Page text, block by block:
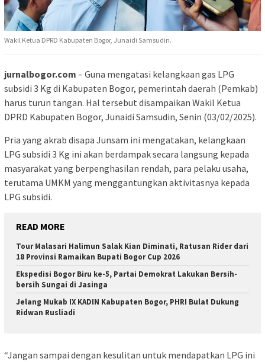
Wakil Ketua DPRD Kabupaten Bogor, Junaidi Samsudin.
jurnalbogor.com – Guna mengatasi kelangkaan gas LPG
subsidi 3 Kg di Kabupaten Bogor, pemerintah daerah (Pemkab)
harus turun tangan. Hal tersebut disampaikan Wakil Ketua
DPRD Kabupaten Bogor, Junaidi Samsudin, Senin (03/02/2025).
Pria yang akrab disapa Junsam ini mengatakan, kelangkaan
LPG subsidi 3 Kg ini akan berdampak secara langsung kepada
masyarakat yang berpenghasilan rendah, para pelaku usaha,
terutama UMKM yang menggantungkan aktivitasnya kepada
LPG subsidi.
READ MORE
Tour Malasari Halimun Salak Kian Diminati, Ratusan Rider dari
18 Provinsi Ramaikan Bupati Bogor Cup 2026
Ekspedisi Bogor Biru ke-5, Partai Demokrat Lakukan Bersih-
bersih Sungai di Jasinga
Jelang Mukab IX KADIN Kabupaten Bogor, PHRI Bulat Dukung
Ridwan Rusliadi
“Jangan sampai dengan kesulitan untuk mendapatkan LPG ini